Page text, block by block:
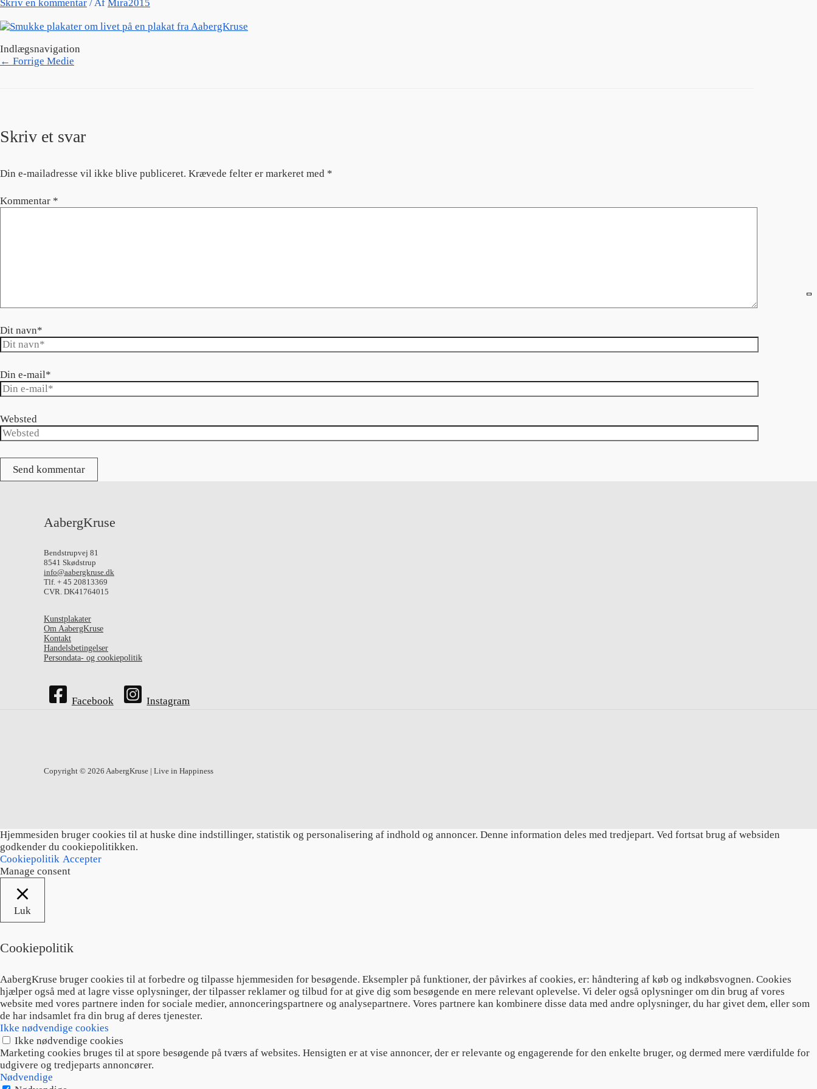
Skriv en kommentar / Af Mira2015
Indlægsnavigation
← Forrige Medie
Skriv et svar
Din e-mailadresse vil ikke blive publiceret. Krævede felter er markeret med *
Kommentar *
Dit navn*
Din e-mail*
Websted
AabergKruse
Bendstrupvej 81
8541 Skødstrup
info@aabergkruse.dk
Tlf. + 45 20813369
CVR. DK41764015
Kunstplakater
Om AabergKruse
Kontakt
Handelsbetingelser
Persondata- og cookiepolitik
Facebook Instagram
Copyright © 2026 AabergKruse | Live in Happiness
Hjemmesiden bruger cookies til at huske dine indstillinger, statistik og personalisering af indhold og annoncer. Denne information deles med tredjepart. Ved fortsat brug af websiden
godkender du cookiepolitikken.
Cookiepolitik Accepter
Manage consent
Luk
Cookiepolitik
AabergKruse bruger cookies til at forbedre og tilpasse hjemmesiden for besøgende. Eksempler på funktioner, der påvirkes af cookies, er: håndtering af køb og indkøbsvognen. Cookies
hjælper også med at lagre visse oplysninger, der tilpasser reklamer og tilbud for at give dig som besøgende en mere relevant oplevelse. Vi deler også oplysninger om din brug af vores
website med vores partnere inden for sociale medier, annonceringspartnere og analysepartnere. Vores partnere kan kombinere disse data med andre oplysninger, du har givet dem, eller som
de har indsamlet fra din brug af deres tjenester.
Ikke nødvendige cookies
Ikke nødvendige cookies
Marketing cookies bruges til at spore besøgende på tværs af websites. Hensigten er at vise annoncer, der er relevante og engagerende for den enkelte bruger, og dermed mere værdifulde for
udgivere og tredjeparts annoncører.
Nødvendige